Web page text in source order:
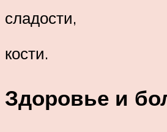
сладости,
кости.
Здоровье и